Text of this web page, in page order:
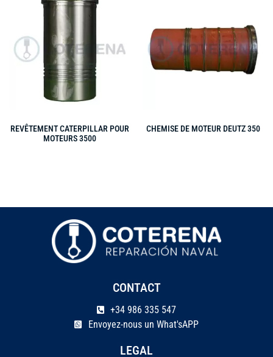
REVÊTEMENT CATERPILLAR POUR
MOTEURS 3500
CHEMISE DE MOTEUR DEUTZ 350
CONTACT
+34 986 335 547
Envoyez-nous un What'sAPP
LEGAL